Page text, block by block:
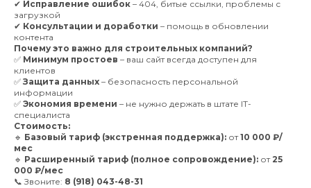
✔ Исправление ошибок – 404, битые ссылки, проблемы с
загрузкой
✔ Консультации и доработки – помощь в обновлении
контента
Почему это важно для строительных компаний?
✅ Минимум простоев – ваш сайт всегда доступен для
клиентов
✅ Защита данных – безопасность персональной
информации
✅ Экономия времени – не нужно держать в штате IT-
специалиста
Стоимость:
🔹 Базовый тариф (экстренная поддержка): от10 000 ₽/
мес
🔹 Расширенный тариф (полное сопровождение): от 25
000 ₽/мес
📞 Звоните: 8 (918) 043-48-31